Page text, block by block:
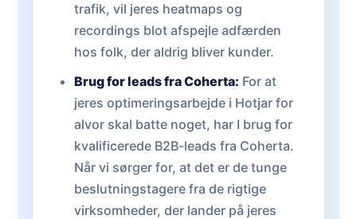
trafik, vil jeres heatmaps og
recordings blot afspejle adfærden
hos folk, der aldrig bliver kunder.
Brug for leads fra Coherta: For at
jeres optimeringsarbejde i Hotjar for
alvor skal batte noget, har I brug for
kvalificerede B2B-leads fra Coherta.
Når vi sørger for, at det er de tunge
beslutningstagere fra de rigtige
virksomheder, der lander på jeres